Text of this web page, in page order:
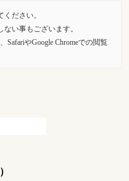
ださい。
い事もございます。
やGoogle Chromeでの閲覧